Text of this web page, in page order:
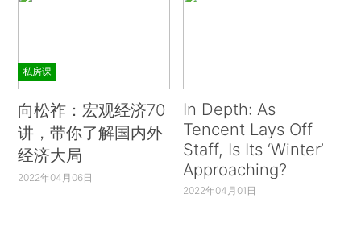
私房课
向松祚：宏观经济70
讲，带你了解国内外
经济大局
2022年04月06日
In Depth: As
Tencent Lays Off
Staff, Is Its ‘Winter’
Approaching?
2022年04月01日